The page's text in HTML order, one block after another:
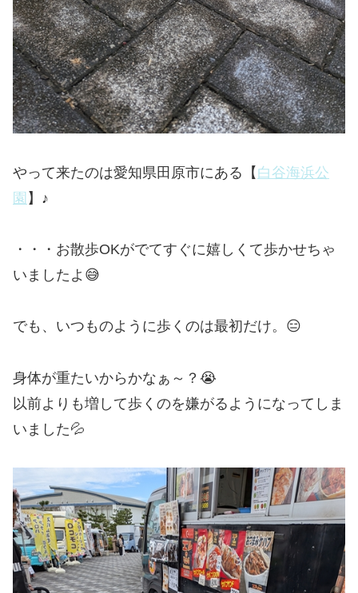
やって来たのは愛知県田原市にある【 白谷海浜公
園 】♪
・・・お散歩OKがでてすぐに嬉しくて歩かせちゃ
いましたよ😅
でも、いつものように歩くのは最初だけ。😑
身体が重たいからかなぁ～？😭
以前よりも増して歩くのを嫌がるようになってしま
いました💦